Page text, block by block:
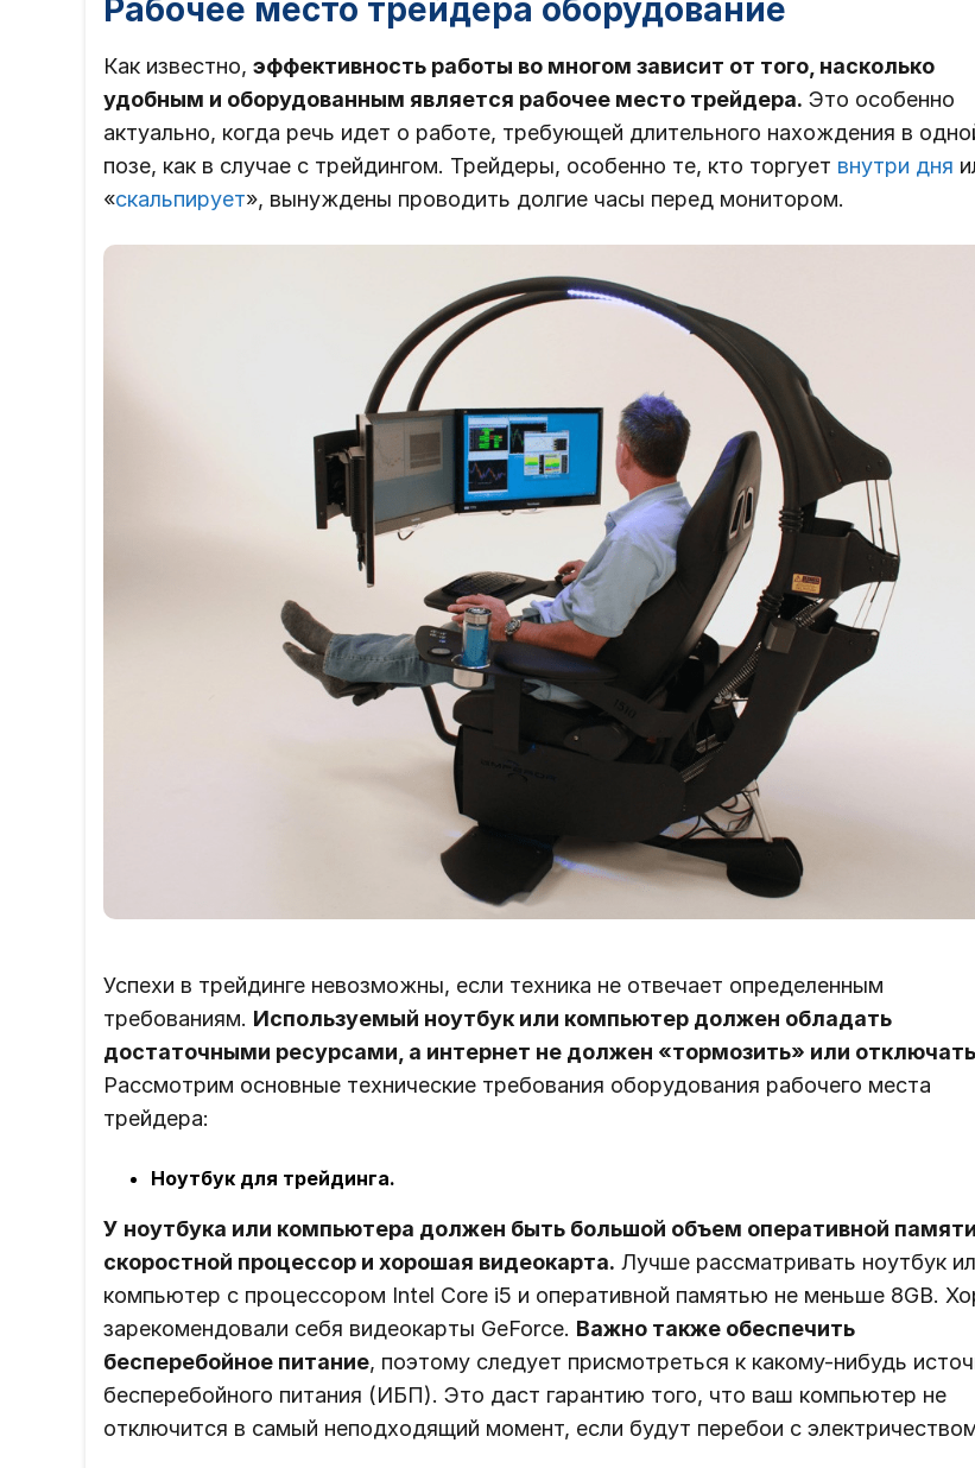
Рабочее место трейдера оборудование
Как известно, эффективность работы во многом зависит от того, насколько
удобным и оборудованным является рабочее место трейдера. Это особенно
актуально, когда речь идет о работе, требующей длительного нахождения в
позе, как в случае с трейдингом. Трейдеры, особенно те, кто торгует внутри дня
«скальпирует», вынуждены проводить долгие часы перед монитором.
Успехи в трейдинге невозможны, если техника не отвечает определенным
требованиям. Используемый ноутбук или компьютер должен обладать
достаточными ресурсами, а интернет не должен «тормозить» или
Рассмотрим основные технические требования оборудования рабочего места
трейдера:
Ноутбук для трейдинга.
У ноутбука или компьютера должен быть большой объем оперативной
скоростной процессор и хорошая видеокарта. Лучше рассматривать ноутбук
компьютер с процессором Intel Core i5 и оперативной памятью не меньше 8GB.
зарекомендовали себя видеокарты GeForce. Важно также обеспечить
бесперебойное питание, поэтому следует присмотреться к какому-нибудь
бесперебойного питания (ИБП). Это даст гарантию того, что ваш компьютер не
отключится в самый неподходящий момент, если будут перебои с